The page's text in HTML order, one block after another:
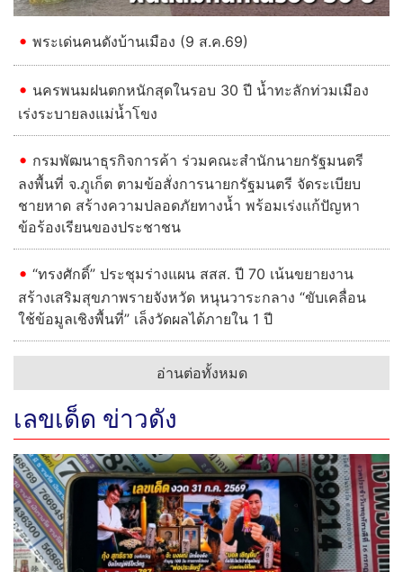
พระเด่นคนดังบ้านเมือง (9 ส.ค.69)
นครพนมฝนตกหนักสุดในรอบ 30 ปี น้ำทะลักท่วมเมือง
เร่งระบายลงแม่น้ำโขง
กรมพัฒนาธุรกิจการค้า ร่วมคณะสำนักนายกรัฐมนตรี
ลงพื้นที่ จ.ภูเก็ต ตามข้อสั่งการนายกรัฐมนตรี จัดระเบียบ
ชายหาด สร้างความปลอดภัยทางน้ำ พร้อมเร่งแก้ปัญหา
ข้อร้องเรียนของประชาชน
“ทรงศักดิ์” ประชุมร่างแผน สสส. ปี 70 เน้นขยายงาน
สร้างเสริมสุขภาพรายจังหวัด หนุนวาระกลาง “ขับเคลื่อน
ใช้ข้อมูลเชิงพื้นที่” เล็งวัดผลได้ภายใน 1 ปี
อ่านต่อทั้งหมด
เลขเด็ด ข่าวดัง